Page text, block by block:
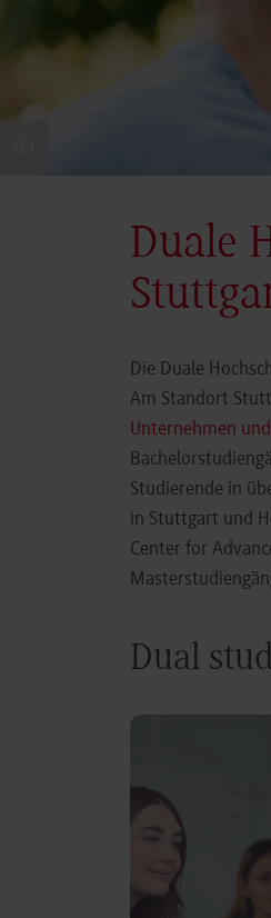
Duale
Die Duale
Am Standort
Unternehmen
Studierende in
in Stuttgart und
Center for
Dual